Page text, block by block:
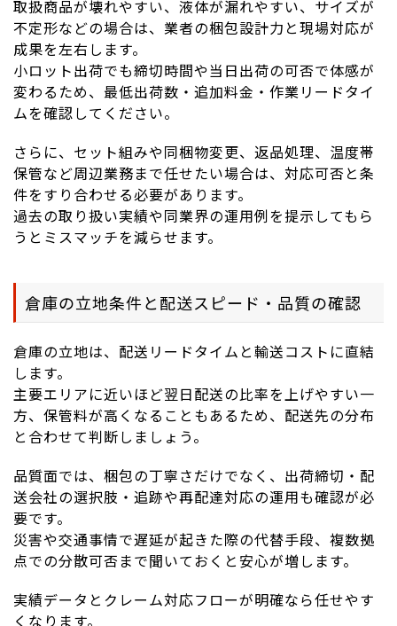
取扱商品が壊れやすい、液体が漏れやすい、サイズが
不定形などの場合は、業者の梱包設計力と現場対応が
成果を左右します。
小ロット出荷でも締切時間や当日出荷の可否で体感が
変わるため、最低出荷数・追加料金・作業リードタイ
ムを確認してください。
さらに、セット組みや同梱物変更、返品処理、温度帯
保管など周辺業務まで任せたい場合は、対応可否と条
件をすり合わせる必要があります。
過去の取り扱い実績や同業界の運用例を提示してもら
うとミスマッチを減らせます。
倉庫の立地条件と配送スピード・品質の確認
倉庫の立地は、配送リードタイムと輸送コストに直結
します。
主要エリアに近いほど翌日配送の比率を上げやすい一
方、保管料が高くなることもあるため、配送先の分布
と合わせて判断しましょう。
品質面では、梱包の丁寧さだけでなく、出荷締切・配
送会社の選択肢・追跡や再配達対応の運用も確認が必
要です。
災害や交通事情で遅延が起きた際の代替手段、複数拠
点での分散可否まで聞いておくと安心が増します。
実績データとクレーム対応フローが明確なら任せやす
くなります。